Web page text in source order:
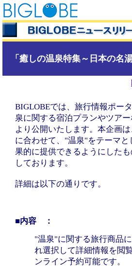
「癒しの温泉特集～日本の
BIGLOBEでは、旅行情報ポー
泉に関する宿泊プランやツア
より公開いたします。本企画
に合わせて、"温泉"をテーマ
果的に提供できるようにした
しております。
詳細は以下の通りです。
■内容 ：
"温泉"に関する旅行商品
れ選択して詳細情報を閲
ンライン予約可能です。